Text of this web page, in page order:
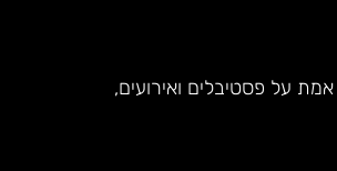
על פסטיבלים ואירועים,